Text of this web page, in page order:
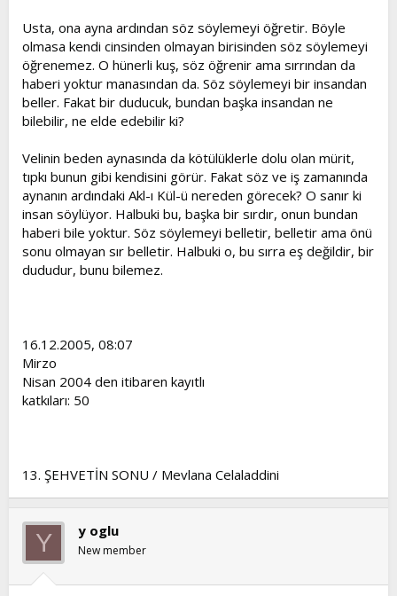
Usta, ona ayna ardından söz söylemeyi öğretir. Böyle
olmasa kendi cinsinden olmayan birisinden söz söylemeyi
öğrenemez. O hünerli kuş, söz öğrenir ama sırrından da
haberi yoktur manasından da. Söz söylemeyi bir insandan
beller. Fakat bir duducuk, bundan başka insandan ne
bilebilir, ne elde edebilir ki?
Velinin beden aynasında da kötülüklerle dolu olan mürit,
tıpkı bunun gibi kendisini görür. Fakat söz ve iş zamanında
aynanın ardındaki Akl-ı Kül-ü nereden görecek? O sanır ki
insan söylüyor. Halbuki bu, başka bir sırdır, onun bundan
haberi bile yoktur. Söz söylemeyi belletir, belletir ama önü
sonu olmayan sır belletir. Halbuki o, bu sırra eş değildir, bir
dududur, bunu bilemez.
16.12.2005, 08:07
Mirzo
Nisan 2004 den itibaren kayıtlı
katkıları: 50
13. ŞEHVETİN SONU / Mevlana Celaladdini
Y y oglu
New member